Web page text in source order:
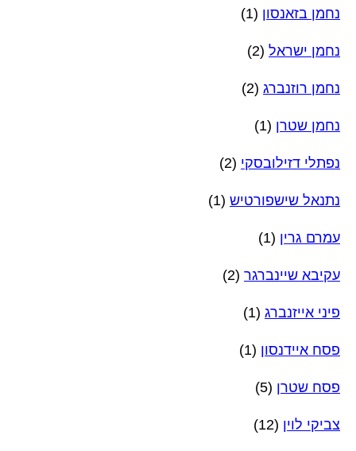
נחמן בזאנסון (1)
נחמן ישראל (2)
נחמן רוזנברג (2)
נחמן שטרן (1)
נפתלי דזילובסקי (2)
נתנאל שישפורטיש (1)
עמרם גרין (1)
עקיבא שיינברגר (2)
פיני אייזנברג (1)
פסח איידנסון (1)
פסח שטרן (5)
צביקי לוין (12)